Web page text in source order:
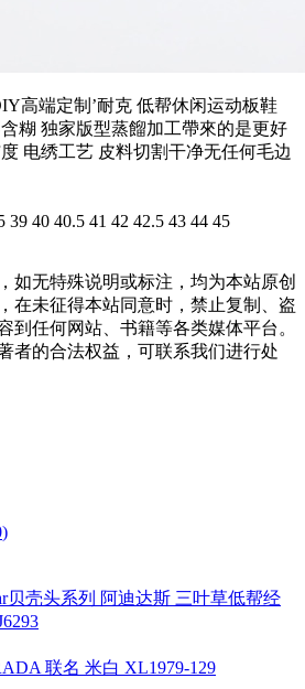
高端定制’耐克 低帮休闲运动板鞋
糊 独家版型蒸餾加工帶來的是更好
电绣工艺 皮料切割干净无任何毛边
39 40 40.5 41 42 42.5 43 44 45
如无特殊说明或标注，均为本站原创
在未征得本站同意时，禁止复制、盗
到任何网站、书籍等各类媒体平台。
者的合法权益，可联系我们进行处
)
贝壳头系列 阿迪达斯 三叶草低帮经
联名 米白 XL1979-129